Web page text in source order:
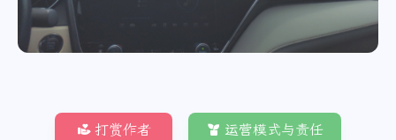
打赏作者 运营模式与责任